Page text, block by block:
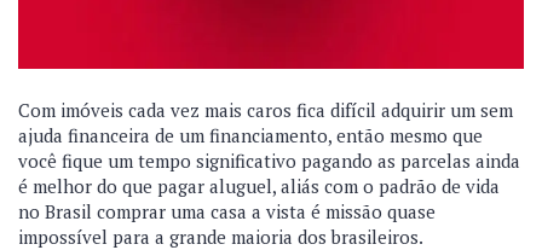
Com imóveis cada vez mais caros fica difícil adquirir um sem
ajuda financeira de um financiamento, então mesmo que
você fique um tempo significativo pagando as parcelas ainda
é melhor do que pagar aluguel, aliás com o padrão de vida
no Brasil comprar uma casa a vista é missão quase
impossível para a grande maioria dos brasileiros.